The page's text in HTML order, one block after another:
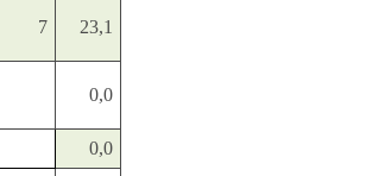
7 23,1
0,0
0,0